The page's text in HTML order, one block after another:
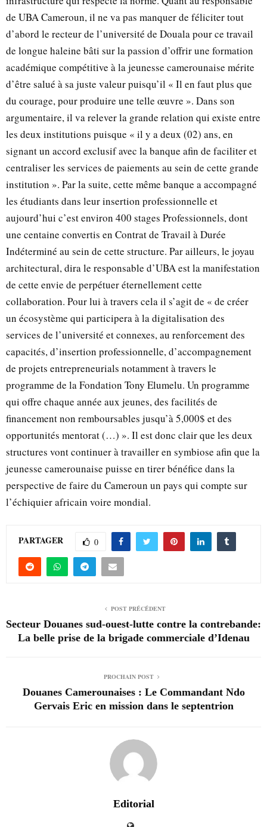
de UBA Cameroun, il ne va pas manquer de féliciter tout
d’abord le recteur de l’université de Douala pour ce travail
de longue haleine bâti sur la passion d’offrir une formation
académique compétitive à la jeunesse camerounaise mérite
d’être salué à sa juste valeur puisqu’il « Il en faut plus que
du courage, pour produire une telle œuvre ». Dans son
argumentaire, il va relever la grande relation qui existe entre
les deux institutions puisque « il y a deux (02) ans, en
signant un accord exclusif avec la banque afin de faciliter et
centraliser les services de paiements au sein de cette grande
institution ». Par la suite, cette même banque a accompagné
les étudiants dans leur insertion professionnelle et
aujourd’hui c’est environ 400 stages Professionnels, dont
une centaine convertis en Contrat de Travail à Durée
Indéterminé au sein de cette structure. Par ailleurs, le joyau
architectural, dira le responsable d’UBA est la manifestation
de cette envie de perpétuer éternellement cette
collaboration. Pour lui à travers cela il s’agit de « de créer
un écosystème qui participera à la digitalisation des
services de l’université et connexes, au renforcement des
capacités, d’insertion professionnelle, d’accompagnement
de projets entrepreneurials notamment à travers le
programme de la Fondation Tony Elumelu. Un programme
qui offre chaque année aux jeunes, des facilités de
financement non remboursables jusqu’à 5,000$ et des
opportunités mentorat (…) ». Il est donc clair que les deux
structures vont continuer à travailler en symbiose afin que la
jeunesse camerounaise puisse en tirer bénéfice dans la
perspective de faire du Cameroun un pays qui compte sur
l’échiquier africain voire mondial.
PARTAGER 0
POST PRÉCÉDENT
Secteur Douanes sud-ouest-lutte contre la contrebande:
La belle prise de la brigade commerciale d’Idenau
PROCHAIN POST
Douanes Camerounaises : Le Commandant Ndo
Gervais Eric en mission dans le septentrion
Editorial